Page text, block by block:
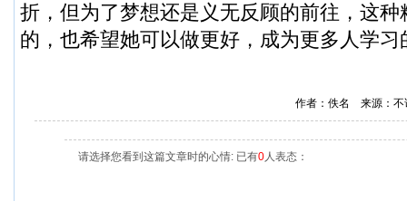
折，但为了梦想还是义无反顾的前往，这
的，也希望她可以做更好，成为更多人学习
作者：佚名 来源：
请选择您看到这篇文章时的心情: 已有0人表态：